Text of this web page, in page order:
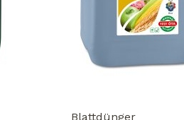
Blattdünger